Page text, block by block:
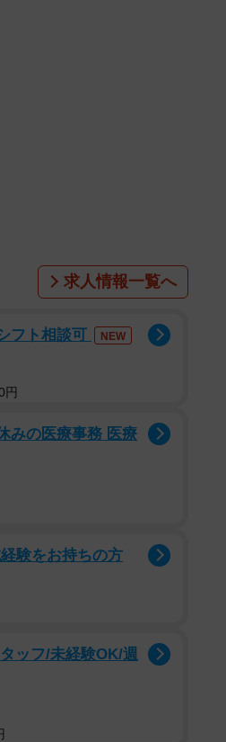
具合、ガラス面の不具合な
いと、ワイパーゴムに汚れ
レーム）やワイパーアーム
に対して正常に当たらなく
求人情報一覧へ
フト相談可 NEW
円
みの医療事務 医療
験をお持ちの方
ッフ/未経験OK/週